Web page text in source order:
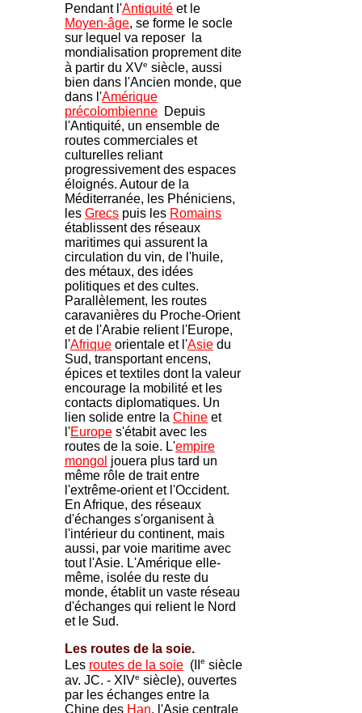
Pendant l'Antiquité et le
Moyen-âge, se forme le socle
sur lequel va reposer la
mondialisation proprement dite
à partir du XVe siècle, aussi
bien dans l'Ancien monde, que
dans l'Amérique
précolombienne Depuis
l'Antiquité, un ensemble de
routes commerciales et
culturelles reliant
progressivement des espaces
éloignés. Autour de la
Méditerranée, les Phéniciens,
les Grecs puis les Romains
établissent des réseaux
maritimes qui assurent la
circulation du vin, de l'huile,
des métaux, des idées
politiques et des cultes.
Parallèlement, les routes
caravanières du Proche-Orient
et de l'Arabie relient l'Europe,
l'Afrique orientale et l'Asie du
Sud, transportant encens,
épices et textiles dont la valeur
encourage la mobilité et les
contacts diplomatiques. Un
lien solide entre la Chine et
l'Europe s'étabit avec les
routes de la soie. L'empire
mongol jouera plus tard un
même rôle de trait entre
l'extrême-orient et l'Occident.
En Afrique, des réseaux
d'échanges s'organisent à
l'intérieur du continent, mais
aussi, par voie maritime avec
tout l'Asie. L'Amérique elle-
même, isolée du reste du
monde, établit un vaste réseau
d'échanges qui relient le Nord
et le Sud.
Les routes de la soie.
Les routes de la soie (II e siècle
av. JC. - XIVe siècle), ouvertes
par les échanges entre la
Chine des Han, l'Asie centrale